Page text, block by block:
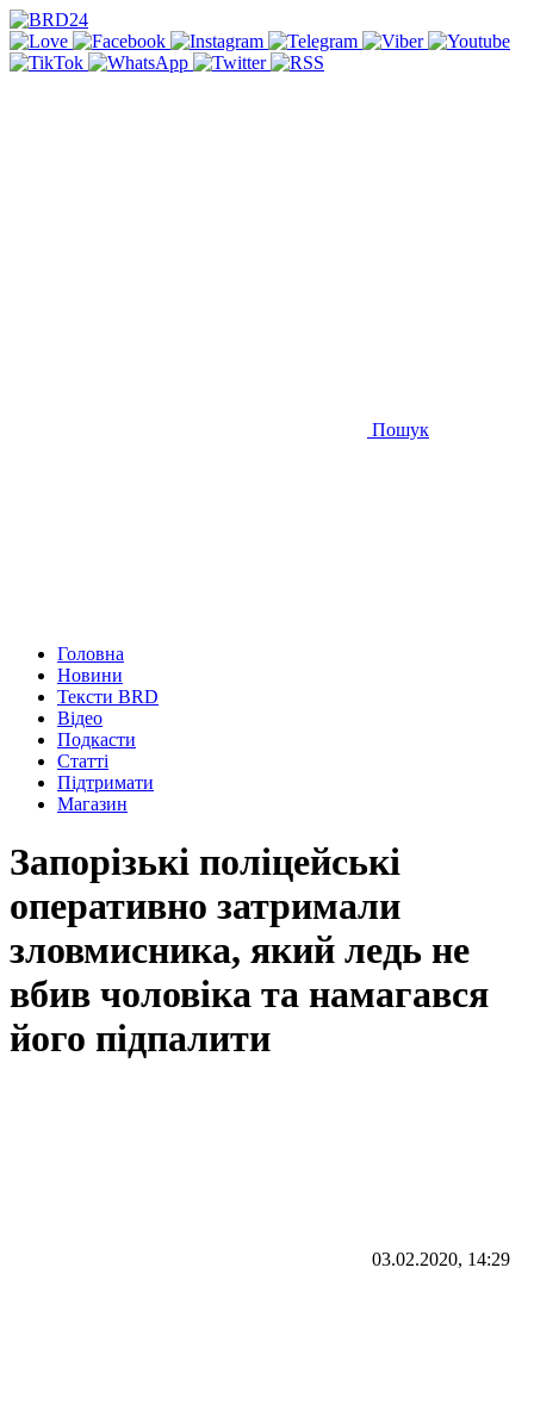
Пошук
Головна
Новини
Тексти BRD
Відео
Подкасти
Статті
Підтримати
Магазин
Запорізькі поліцейські
оперативно затримали
зловмисника, який ледь не
вбив чоловіка та намагався
його підпалити
03.02.2020, 14:29